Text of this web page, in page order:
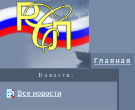
Главная
Новости:
Все новости